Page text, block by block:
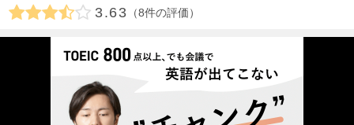
3.63 8件の評価